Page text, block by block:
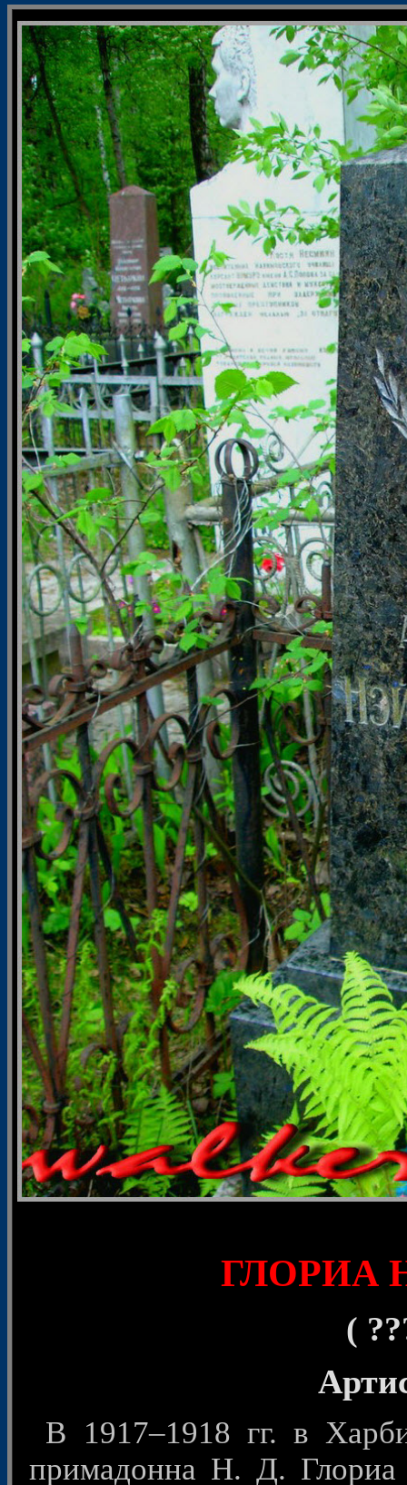
ГЛОРИА
(
В 1917–1918 гг. в
примадонна Н. Д. Глориа